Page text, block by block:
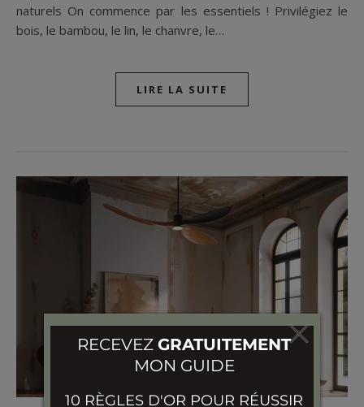
naturels On commence par les essentiels ! Privilégiez le
bois, le bambou, le lin, le chanvre, le…
LIRE LA SUITE